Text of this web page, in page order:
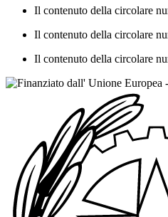
Il contenuto della circolare
Il contenuto della circolare
Il contenuto della circolare